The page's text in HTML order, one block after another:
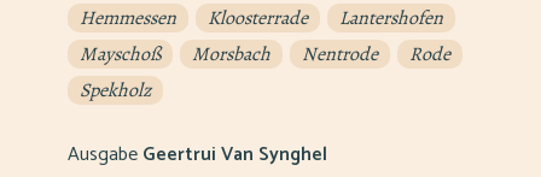
Hemmessen
Kloosterrade
Lantershofen
Mayschoß
Morsbach Nentrode
Rode
Spekholz
AusgabeGeertrui Van Synghel